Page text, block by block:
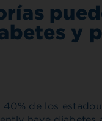
y
de los